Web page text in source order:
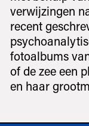
verwijzingen
recent
fotoalbums
of de zee een
en haar